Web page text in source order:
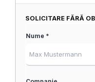
SOLICITARE FĂRĂ
Nume *